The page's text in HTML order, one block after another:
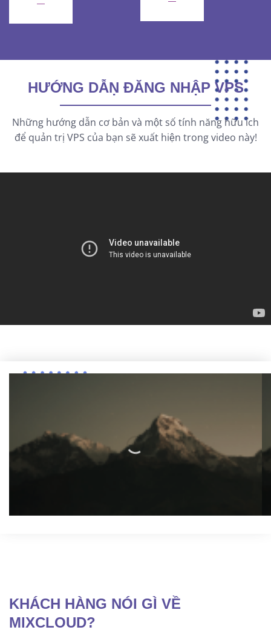
HƯỚNG DẪṆ ĐĂNG NHẬP VPS
Những hướng dẫn cơ bản và một số tính năng hữu ích
để quản trị VPS của bạn sẽ xuất hiện trong video này!
KHÁCH HÀNG NÓI GÌ VỀ
MIXCLOUD?